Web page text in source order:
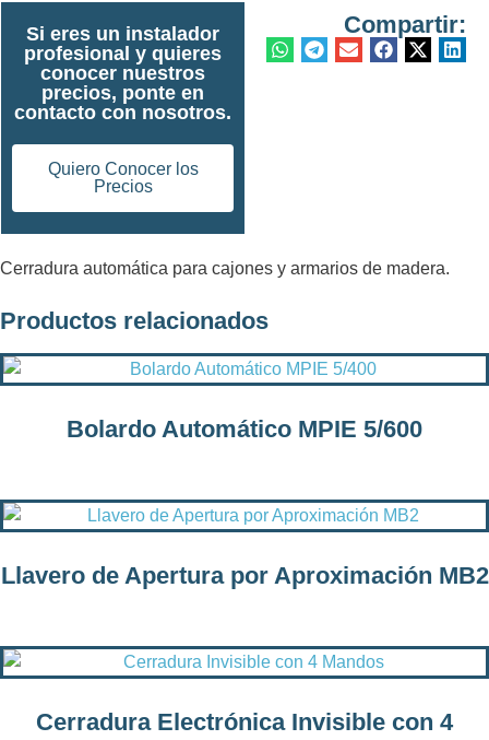
Si eres un instalador
profesional y quieres
conocer nuestros
precios, ponte en
contacto con nosotros.
Quiero Conocer los
Precios
Compartir:
Cerradura automática para cajones y armarios de madera.
Productos relacionados
Bolardo Automático MPIE 5/600
Llavero de Apertura por Aproximación MB2
Cerradura Electrónica Invisible con 4